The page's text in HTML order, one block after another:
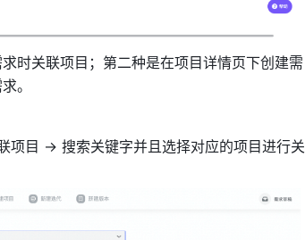
时关联项目；第二种是在项目详情页下创建需
。
项目 → 搜索关键字并且选择对应的项目进行关